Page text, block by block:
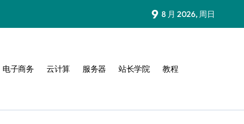
9 8 月 2026, 周日
电子商务 云计算 服务器 站长学院 教程